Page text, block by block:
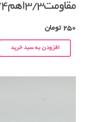
مقاومت۳/۳اهم۱/۴وات
250 تومان
افزودن به سبد خرید